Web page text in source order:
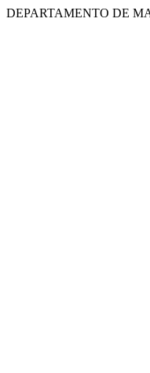
DEPARTAMENTO DE